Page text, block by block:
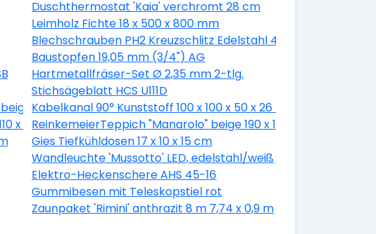
Duschthermostat 'Kaia' verchromt 28 cm
Leimholz Fichte 18 x 500 x 800 mm
Blechschrauben PH2 Kreuzschlitz Edelstahl 4,8 x 19 mm 50
Baustopfen 19,05 mm (3/4") AG
Hartmetallfräser-Set Ø 2,35 mm 2-tlg.
Stichsägeblatt HCS U111D
200 cm
Kabelkanal 90° Kunststoff 100 x 100 x 50 x 26 mm
x 66 cm
ReinkemeierTeppich "Manarolo" beige 190 x 130 cm
Gies Tiefkühldosen 17 x 10 x 15 cm
Wandleuchte 'Mussotto' LED, edelstahl/weiß
Elektro-Heckenschere AHS 45-16
Gummibesen mit Teleskopstiel rot
Zaunpaket 'Rimini' anthrazit 8 m 7,74 x 0,9 m